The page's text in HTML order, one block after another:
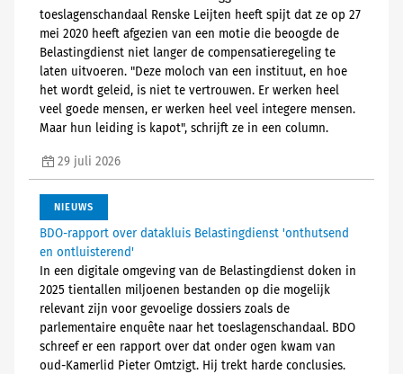
toeslagenschandaal Renske Leijten heeft spijt dat ze op 27
mei 2020 heeft afgezien van een motie die beoogde de
Belastingdienst niet langer de compensatieregeling te
laten uitvoeren. "Deze moloch van een instituut, en hoe
het wordt geleid, is niet te vertrouwen. Er werken heel
veel goede mensen, er werken heel veel integere mensen.
Maar hun leiding is kapot", schrijft ze in een column.
29 juli 2026
NIEUWS
BDO-rapport over datakluis Belastingdienst 'onthutsend
en ontluisterend'
In een digitale omgeving van de Belastingdienst doken in
2025 tientallen miljoenen bestanden op die mogelijk
relevant zijn voor gevoelige dossiers zoals de
parlementaire enquête naar het toeslagenschandaal. BDO
schreef er een rapport over dat onder ogen kwam van
oud-Kamerlid Pieter Omtzigt. Hij trekt harde conclusies.